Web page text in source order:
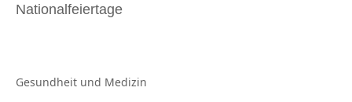
Nationalfeiertage
Gesundheit und Medizin